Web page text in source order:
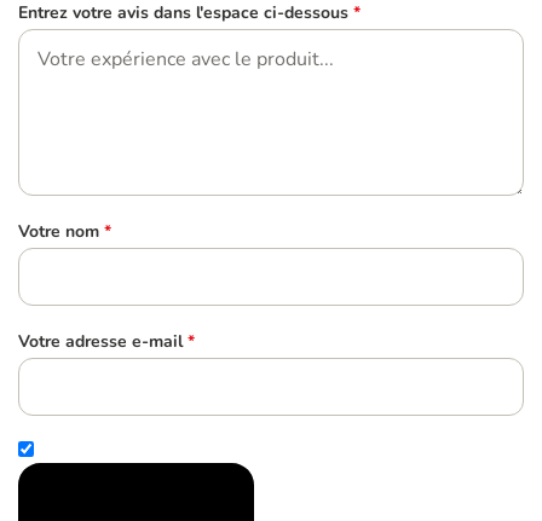
Entrez votre avis dans l'espace ci-dessous *
Votre nom *
Votre adresse e-mail *